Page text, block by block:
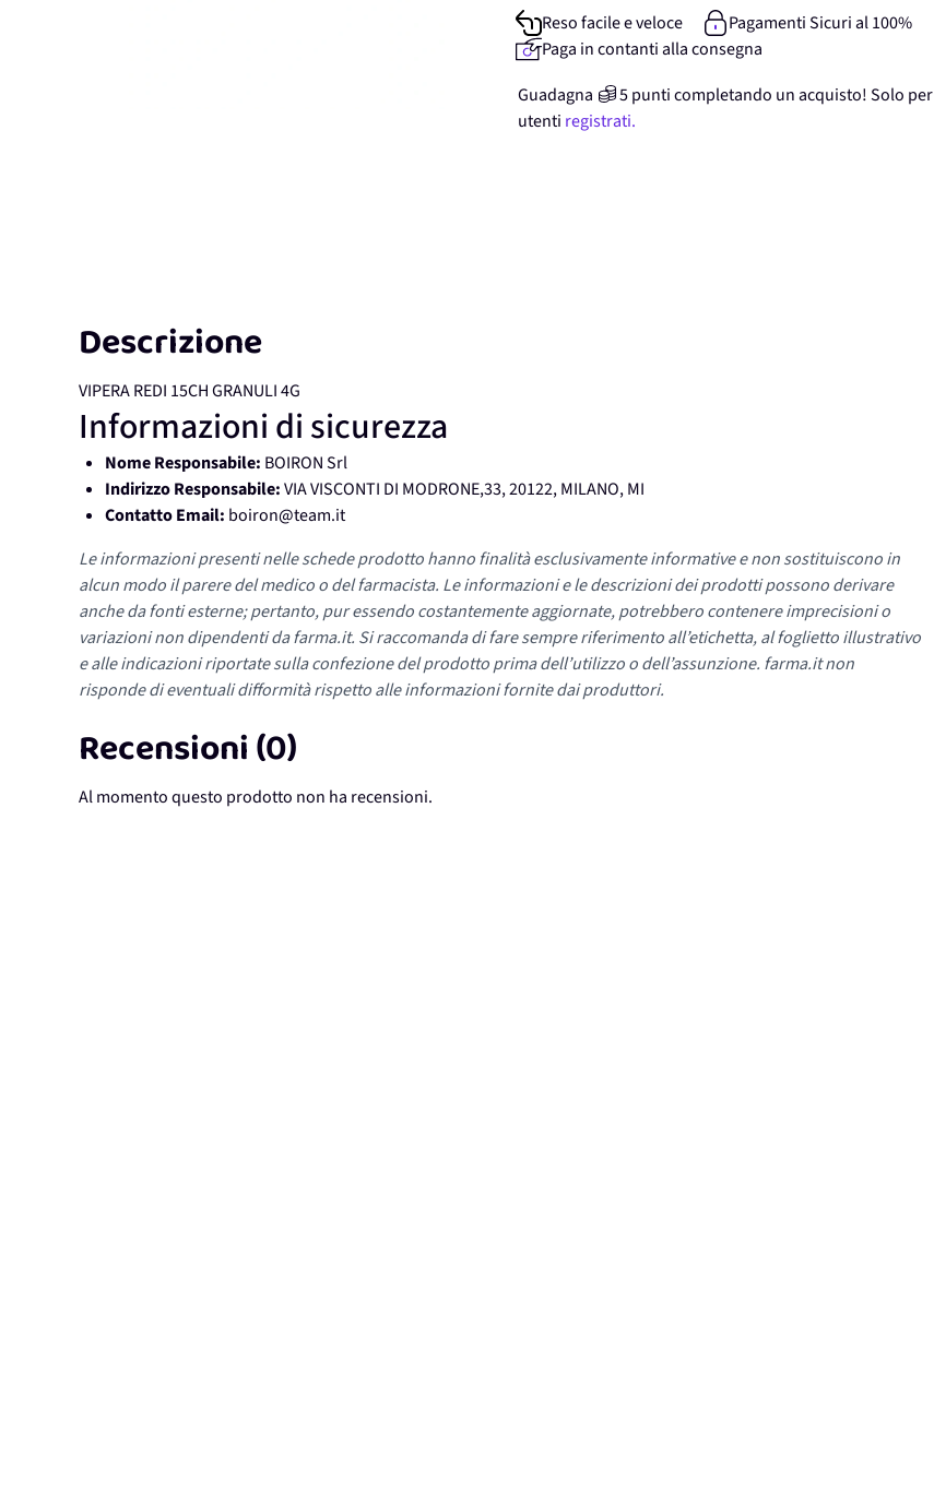
Reso facile e veloce
Pagamenti Sicuri al 100%
Paga in contanti alla consegna
Guadagna
5punticompletando un acquisto! Solo per
utenti registrati.
Descrizione
VIPERA REDI 15CH GRANULI 4G
Informazioni di sicurezza
Nome Responsabile: BOIRON Srl
Indirizzo Responsabile:VIA VISCONTI DI MODRONE,33, 20122, MILANO, MI
Contatto Email: boiron@team.it
Le informazioni presenti nelle schede prodotto hanno finalità esclusivamente informative e non sostituiscono in
alcun modo il parere del medico o del farmacista. Le informazioni e le descrizioni dei prodotti possono derivare
anche da fonti esterne; pertanto, pur essendo costantemente aggiornate, potrebbero contenere imprecisioni o
variazioni non dipendenti da farma.it. Si raccomanda di fare sempre riferimento all’etichetta, al foglietto illustrativo
e alle indicazioni riportate sulla confezione del prodotto prima dell’utilizzo o dell’assunzione. farma.it non
risponde di eventuali difformità rispetto alle informazioni fornite dai produttori.
Recensioni (0)
Al momento questo prodotto non ha recensioni.